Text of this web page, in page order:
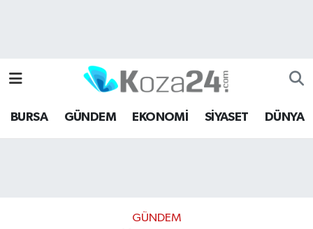
BURSA GÜNDEM EKONOMİ SİYASET DÜNYA
GÜNDEM
Bursa Hava Durumu
Bursa Namaz Vakitleri